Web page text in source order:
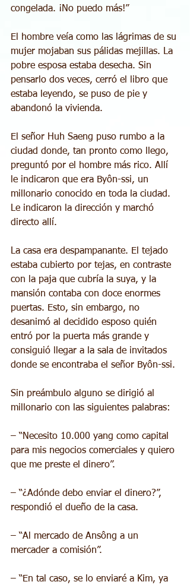
congelada. ¡No puedo más!”
El hombre veía como las lágrimas de su
mujer mojaban sus pálidas mejillas. La
pobre esposa estaba desecha. Sin
pensarlo dos veces, cerró el libro que
estaba leyendo, se puso de pie y
abandonó la vivienda.
El señor Huh Saeng puso rumbo a la
ciudad donde, tan pronto como llego,
preguntó por el hombre más rico. Allí
le indicaron que era Byôn-ssi, un
millonario conocido en toda la ciudad.
Le indicaron la dirección y marchó
directo allí.
La casa era despampanante. El tejado
estaba cubierto por tejas, en contraste
con la paja que cubría la suya, y la
mansión contaba con doce enormes
puertas. Esto, sin embargo, no
desanimó al decidido esposo quién
entró por la puerta más grande y
consiguió llegar a la sala de invitados
donde se encontraba el señor Byôn-ssi.
Sin preámbulo alguno se dirigió al
millonario con las siguientes palabras:
– “Necesito 10.000 yang como capital
para mis negocios comerciales y quiero
que me preste el dinero”.
– “¿Adónde debo enviar el dinero?”,
respondió el dueño de la casa.
– “Al mercado de Ansông a un
mercader a comisión”.
– “En tal caso, se lo enviaré a Kim, ya